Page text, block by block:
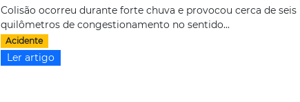
Colisão ocorreu durante forte chuva e provocou cerca de seis
quilômetros de congestionamento no sentido...
Acidente
Ler artigo